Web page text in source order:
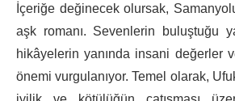
İçeriğe değinecek olursak,
aşk romanı. Sevenlerin buluştuğu
hikâyelerin yanında insani değerler
önemi vurgulanıyor. Temel olarak, Ufuk